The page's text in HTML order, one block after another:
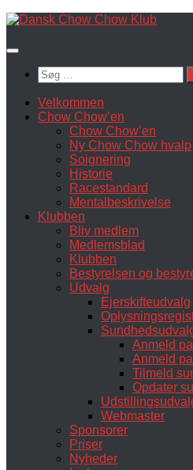
Skip
content
Søg
efter:
Velkommen
Chow Chow’en
Chow Chow’en
Ny Chow Chow hvalp
Soignering
Historie
Racestandard
Mentalbeskrivelse
Klubben
Bliv medlem
Medlemsblad
Klubben
Bestyrelsen og
Udvalg
Ejerskifteudvalg
Anmeld
Anmeld
Tilmeld
Opdater
Webmaster
Sponsorer
Priser
Nyheder